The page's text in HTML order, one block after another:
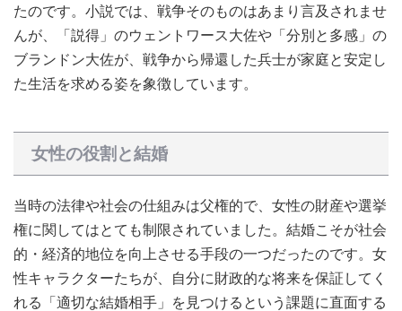
たのです。小説では、戦争そのものはあまり言及されませ
んが、「説得」のウェントワース大佐や「分別と多感」の
ブランドン大佐が、戦争から帰還した兵士が家庭と安定し
た生活を求める姿を象徴しています。
女性の役割と結婚
当時の法律や社会の仕組みは父権的で、女性の財産や選挙
権に関してはとても制限されていました。結婚こそが社会
的・経済的地位を向上させる手段の一つだったのです。女
性キャラクターたちが、自分に財政的な将来を保証してく
れる「適切な結婚相手」を見つけるという課題に直面する